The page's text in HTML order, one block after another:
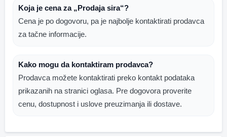
Koja je cena za „Prodaja sira“?
Cena je po dogovoru, pa je najbolje kontaktirati prodavca
za tačne informacije.
Kako mogu da kontaktiram prodavca?
Prodavca možete kontaktirati preko kontakt podataka
prikazanih na stranici oglasa. Pre dogovora proverite
cenu, dostupnost i uslove preuzimanja ili dostave.